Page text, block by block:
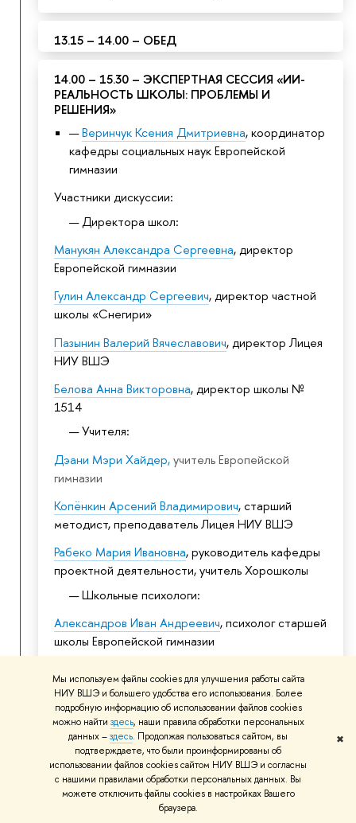
Мы используем файлы cookies для улучшения работы сайта
НИУ ВШЭ и большего удобства его использования. Более
подробную информацию об использовании файлов cookies
можно найти здесь, наши правила обработки персональных
данных –здесь. Продолжая пользоваться сайтом, вы
подтверждаете, что были проинформированы о
использовании файлов cookies сайтом НИУ ВШЭ и согласны
с нашими правилами обработки персональных данных. Вы
можете отключить файлы cookies в настройках Вашего
раузера.
✖
13.15 – 14.00 – ОБЕД
14.00 – 15.30 – ЭКСПЕРТНАЯ СЕССИЯ «ИИ-
РЕАЛЬНОСТЬ ШКОЛЫ: ПРОБЛЕМЫ И
РЕШЕНИЯ»
еринчук Ксения Дмитриевна, координатор
кафедры социальных наук Европейской
имназии
Участники дискуссии:
Директора школ:
Манукян Александра Сергеевна, директор
Европейской гимназии
Гулин Александр Сергеевич, директор частной
школы «Снегири»
Пазынин Валерий Вячеславович, директор Лицея
НИУ ВШЭ
Белова Анна Викторовна, директор школы №
1514
Учителя:
Дэани Мэри Хайдер,учитель Европейской
имназии
Копёнкин Арсений Владимирович, старший
методист, преподаватель Лицея НИУ ВШЭ
Рабеко Мария Ивановна, руководитель кафедры
проектной деятельности, учитель Хорошколы
Школьные психологи:
Александров Иван Андреевич, психолог старшей
школы Европейской гимназии
психолог ГБОУ РОЦ № 76
Кабаева Виктория Николаевна, старший
методист, учитель школы № 1583
15.30 – 15.45 – ПЕРЕРЫ